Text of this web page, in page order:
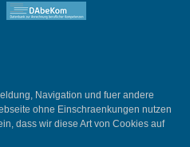
Navigation und fuer andere
ohne Einschraenkungen nutzen
dass wir diese Art von Cookies auf